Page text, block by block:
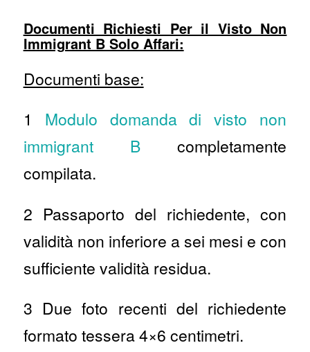
Documenti Richiesti Per il Visto Non
Immigrant B Solo Affari:
Documenti base:
1 Modulo domanda di visto non
immigrant B completamente
compilata.
2 Passaporto del richiedente, con
validità non inferiore a sei mesi e con
sufficiente validità residua.
3 Due foto recenti del richiedente
formato tessera 4×6 centimetri.